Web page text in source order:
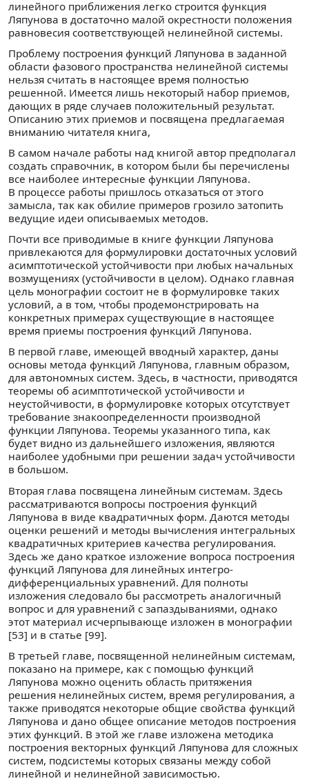
линейного приближения легко строится функция
Ляпунова в достаточно малой окрестности положения
равновесия соответствующей нелинейной системы.
Проблему построения функций Ляпунова в заданной
области фазового пространства нелинейной системы
нельзя считать в настоящее время полностью
решенной. Имеется лишь некоторый набор приемов,
дающих в ряде случаев положительный результат.
Описанию этих приемов и посвящена предлагаемая
вниманию читателя книга,
В самом начале работы над книгой автор предполагал
создать справочник, в котором были бы перечислены
все наиболее интересные функции Ляпунова.
В процессе работы пришлось отказаться от этого
замысла, так как обилие примеров грозило затопить
ведущие идеи описываемых методов.
Почти все приводимые в книге функции Ляпунова
привлекаются для формулировки достаточных условий
асимптотической устойчивости при любых начальных
возмущениях (устойчивости в целом). Однако главная
цель монографии состоит не в формулировке таких
условий, а в том, чтобы продемонстрировать на
конкретных примерах существующие в настоящее
время приемы построения функций Ляпунова.
В первой главе, имеющей вводный характер, даны
основы метода функций Ляпунова, главным образом,
для автономных систем. Здесь, в частности, приводятся
теоремы об асимптотической устойчивости и
неустойчивости, в формулировке которых отсутствует
требование знакоопределенности производной
функции Ляпунова. Теоремы указанного типа, как
будет видно из дальнейшего изложения, являются
наиболее удобными при решении задач устойчивости
в большом.
Вторая глава посвящена линейным системам. Здесь
рассматриваются вопросы построения функций
Ляпунова в виде квадратичных форм. Даются методы
оценки решений и методы вычисления интегральных
квадратичных критериев качества регулирования.
Здесь же дано краткое изложение вопроса построения
функций Ляпунова для линейных интегро-
дифференциальных уравнений. Для полноты
изложения следовало бы рассмотреть аналогичный
вопрос и для уравнений с запаздываниями, однако
этот материал исчерпывающе изложен в монографии
[53] и в статье [99].
В третьей главе, посвященной нелинейным системам,
показано на примере, как с помощью функций
Ляпунова можно оценить область притяжения
решения нелинейных систем, время регулирования, а
также приводятся некоторые общие свойства функций
Ляпунова и дано общее описание методов построения
этих функций. В этой же главе изложена методика
построения векторных функций Ляпунова для сложных
систем, подсистемы которых связаны между собой
линейной и нелинейной зависимостью.